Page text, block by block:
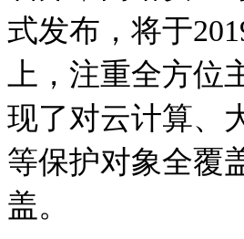
式发布，将于
上，注重全方
现了对云计算、
等保护对象全覆
盖。